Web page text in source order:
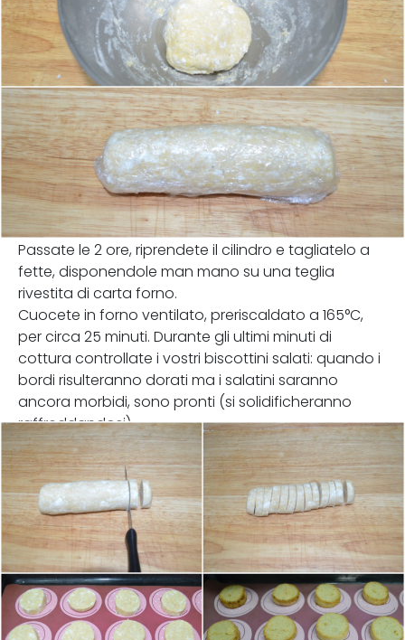
Passate le 2 ore, riprendete il cilindro e tagliatelo a
fette, disponendole man mano su una teglia
rivestita di carta forno.
Cuocete in forno ventilato, preriscaldato a 165°C,
per circa 25 minuti. Durante gli ultimi minuti di
cottura controllate i vostri biscottini salati: quando i
bordi risulteranno dorati ma i salatini saranno
ancora morbidi, sono pronti (si solidificheranno
raffreddandosi).